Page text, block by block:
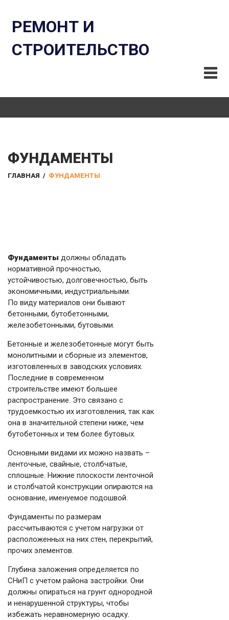
РЕМОНТ И
СТРОИТЕЛЬСТВО
ФУНДАМЕНТЫ
ГЛАВНАЯ / ФУНДАМЕНТЫ
Фундаменты должны обладать
нормативной прочностью,
устойчивостью, долговечностью, быть
экономичными, индустриальными.
По виду материалов они бывают
бетонными, бутобетонными,
железобетонными, бутовыми.
Бетонные и железобетонные могут быть
монолитными и сборные из элементов,
изготовленных в заводских условиях.
Последние в современном
строительстве имеют большее
распространение. Это связано с
трудоемкостью их изготовления, так как
она в значительной степени ниже, чем
бутобетонных и тем более бутовых.
Основными видами их можно назвать –
ленточные, свайные, столбчатые,
сплошные. Нижние плоскости ленточной
и столбчатой конструкции опираются на
основание, именуемое подошвой.
Фундаменты по размерам
рассчитываются с учетом нагрузки от
расположенных на них стен, перекрытий,
прочих элементов.
Глубина заложения определяется по
СНиП с учетом района застройки. Они
должны опираться на грунт однородной
и ненарушенной структуры, чтобы
избежать неравномерную осадку.